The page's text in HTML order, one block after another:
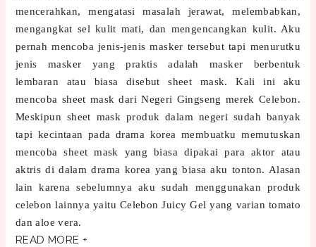
mencerahkan, mengatasi masalah jerawat, melembabkan,
mengangkat sel kulit mati, dan mengencangkan kulit. Aku
pernah mencoba jenis-jenis masker tersebut tapi menurutku
jenis masker yang praktis adalah masker berbentuk
lembaran atau biasa disebut sheet mask. Kali ini aku
mencoba sheet mask dari Negeri Gingseng merek Celebon.
Meskipun sheet mask produk dalam negeri sudah banyak
tapi kecintaan pada drama korea membuatku memutuskan
mencoba sheet mask yang biasa dipakai para aktor atau
aktris di dalam drama korea yang biasa aku tonton. Alasan
lain karena sebelumnya aku sudah menggunakan produk
celebon lainnya yaitu Celebon Juicy Gel yang varian tomato
dan aloe vera.
READ MORE +